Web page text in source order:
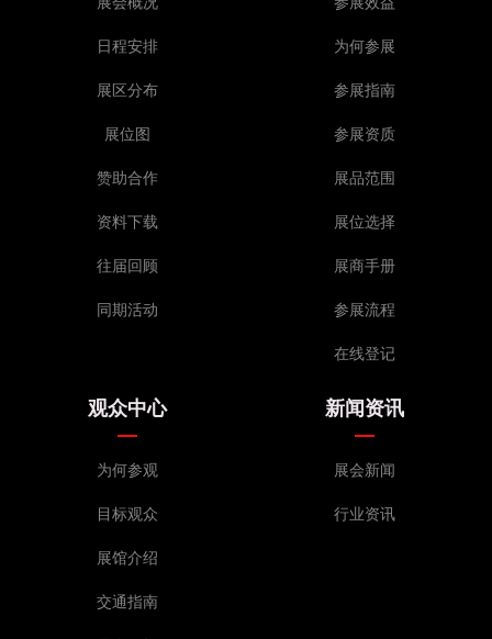
日程安排
展区分布
展位图
赞助合作
资料下载
往届回顾
同期活动
为何参展
参展指南
参展资质
展品范围
展位选择
展商手册
参展流程
在线登记
观众中心
为何参观
目标观众
展馆介绍
交通指南
新闻资讯
展会新闻
行业资讯